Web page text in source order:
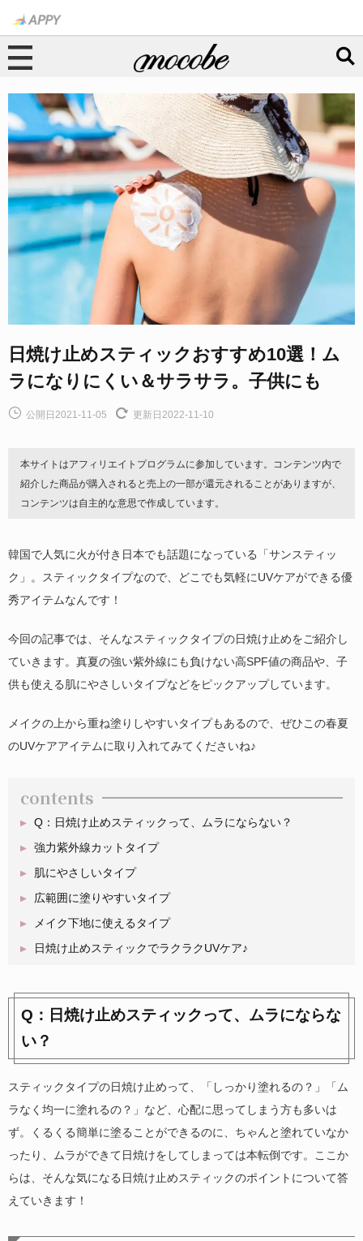
日焼け止めスティックおすすめ10選！ム
ラになりにくい＆サラサラ。子供にも
公開日2021-11-05 更新日2022-11-10
本サイトはアフィリエイトプログラムに参加しています。コンテンツ内で
紹介した商品が購入されると売上の一部が還元されることがありますが、
コンテンツは自主的な意思で作成しています。
韓国で人気に火が付き日本でも話題になっている「サンスティッ
ク」。スティックタイプなので、どこでも気軽にUVケアができる優
秀アイテムなんです！
今回の記事では、そんなスティックタイプの日焼け止めをご紹介し
ていきます。真夏の強い紫外線にも負けない高SPF値の商品や、子
供も使える肌にやさしいタイプなどをピックアップしています。
メイクの上から重ね塗りしやすいタイプもあるので、ぜひこの春夏
のUVケアアイテムに取り入れてみてくださいね♪
contents
Q：日焼け止めスティックって、ムラにならない？
強力紫外線カットタイプ
肌にやさしいタイプ
広範囲に塗りやすいタイプ
メイク下地に使えるタイプ
日焼け止めスティックでラクラクUVケア♪
Q：日焼け止めスティックって、ムラにならな
い？
スティックタイプの日焼け止めって、「しっかり塗れるの？」「ム
ラなく均一に塗れるの？」など、心配に思ってしまう方も多いは
ず。くるくる簡単に塗ることができるのに、ちゃんと塗れていなか
ったり、ムラができて日焼けをしてしまっては本転倒です。ここか
らは、そんな気になる日焼け止めスティックのポイントについて答
えていきます！